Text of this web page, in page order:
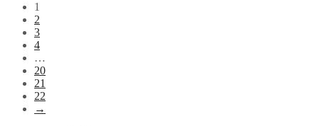
1
2
3
4
…
20
21
22
→